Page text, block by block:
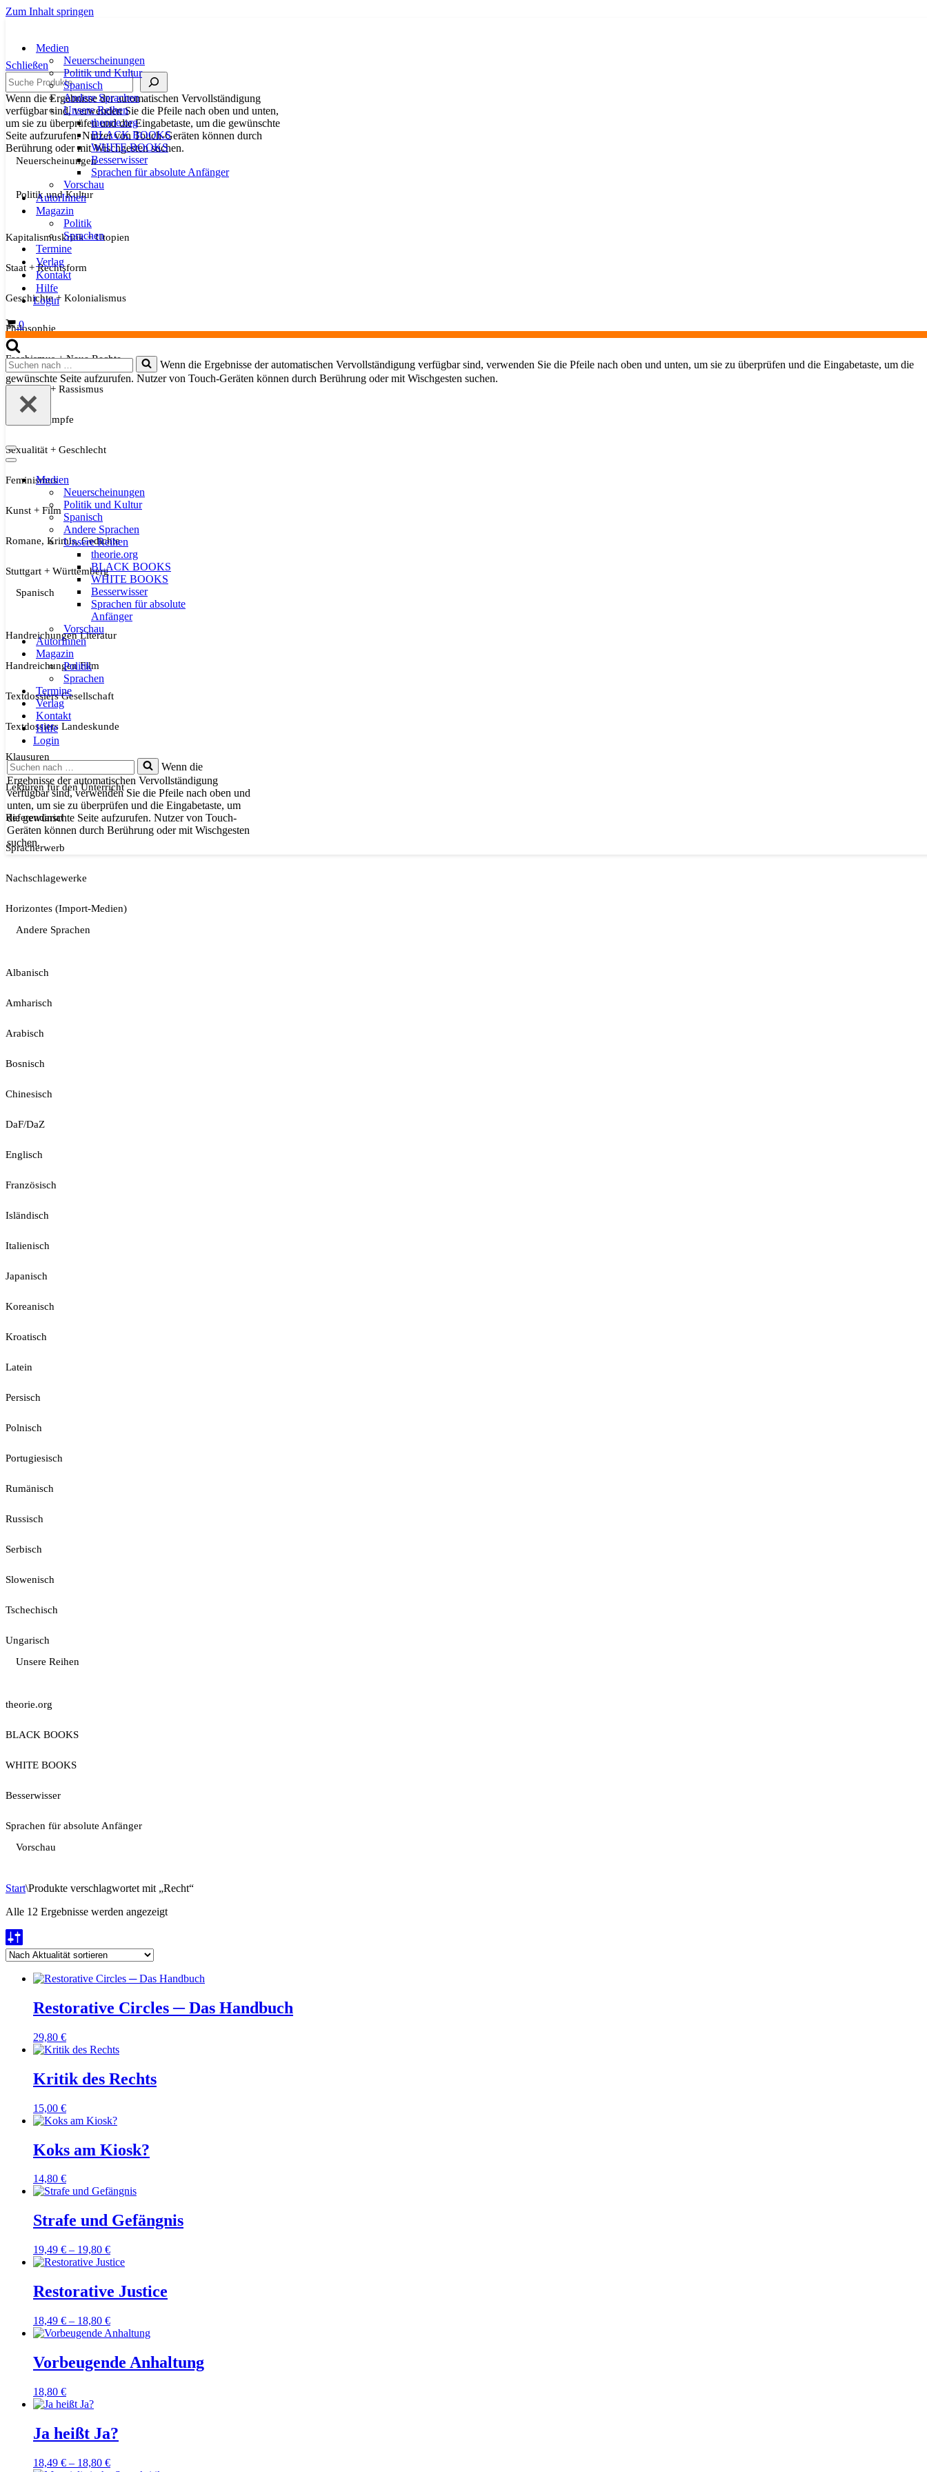
Zum Inhalt springen
Medien
Neuerscheinungen
Politik und Kultur
Spanisch
Andere Sprachen
Unsere Reihen
theorie.org
BLACK BOOKS
WHITE BOOKS
Besserwisser
Sprachen für absolute Anfänger
Vorschau
AutorInnen
Magazin
Politik
Sprachen
Termine
Verlag
Kontakt
Hilfe
Login
Warenkorb
0
Suchen
nach …
Wenn die Ergebnisse der automatischen Vervollständigung verfügbar sind, verwenden Sie die Pfeile nach oben und unten, um sie zu überprüfen und die Eingabetaste, um die
gewünschte Seite aufzurufen. Nutzer von Touch-Geräten können durch Berührung oder mit Wischgesten suchen.
Navigationsmenü
Navigationsmenü
Medien
Neuerscheinungen
Politik und Kultur
Spanisch
Andere Sprachen
Unsere Reihen
theorie.org
BLACK BOOKS
WHITE BOOKS
Besserwisser
Sprachen für absolute
Anfänger
Vorschau
AutorInnen
Magazin
Politik
Sprachen
Termine
Verlag
Kontakt
Hilfe
Login
Suchen
nach …
Wenn die
Ergebnisse der automatischen Vervollständigung
verfügbar sind, verwenden Sie die Pfeile nach oben und
unten, um sie zu überprüfen und die Eingabetaste, um
die gewünschte Seite aufzurufen. Nutzer von Touch-
Geräten können durch Berührung oder mit Wischgesten
suchen.
Schließen
Suche
Wenn die Ergebnisse der automatischen Vervollständigung
verfügbar sind, verwenden Sie die Pfeile nach oben und unten,
um sie zu überprüfen und die Eingabetaste, um die gewünschte
Seite aufzurufen. Nutzer von Touch-Geräten können durch
Berührung oder mit Wischgesten suchen.
Neuerscheinungen
Politik und Kultur
Kapitalismuskritik + Utopien
Staat + Rechtsform
Geschichte + Kolonialismus
Philosophie
Faschismus + Neue Rechte
Migration + Rassismus
Soziale Kämpfe
Sexualität + Geschlecht
Feminismus
Kunst + Film
Romane, Krimis, Gedichte
Stuttgart + Württemberg
Spanisch
Handreichungen Literatur
Handreichungen Film
Textdossiers Gesellschaft
Textdossiers Landeskunde
Klausuren
Lektüren für den Unterricht
Referendariat
Spracherwerb
Nachschlagewerke
Horizontes (Import-Medien)
Andere Sprachen
Albanisch
Amharisch
Arabisch
Bosnisch
Chinesisch
DaF/DaZ
Englisch
Französisch
Isländisch
Italienisch
Japanisch
Koreanisch
Kroatisch
Latein
Persisch
Polnisch
Portugiesisch
Rumänisch
Russisch
Serbisch
Slowenisch
Tschechisch
Ungarisch
Unsere Reihen
theorie.org
BLACK BOOKS
WHITE BOOKS
Besserwisser
Sprachen für absolute Anfänger
Vorschau
Start\Produkte verschlagwortet mit „Recht“
Alle 12 Ergebnisse werden angezeigtNach
Restorative Circles ─ Das Handbuch
29,80 €
Kritik des Rechts
15,00 €
Koks am Kiosk?
14,80 €
Strafe und Gefängnis
19,49 € – 19,80 €
Restorative Justice
18,49 € – 18,80 €
Vorbeugende Anhaltung
18,80 €
Ja heißt Ja?
18,49 € – 18,80 €